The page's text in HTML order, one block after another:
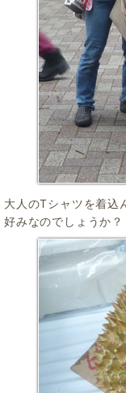
大人のTシャツを着込
好みなのでしょうか？